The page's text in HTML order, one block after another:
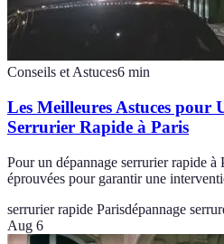
Conseils et Astuces6 min
Les Meilleures Astuces pour
Serrurier Rapide à Paris
Pour un dépannage serrurier rapide à
éprouvées pour garantir une
serrurier rapide Parisdépannage
Aug 6